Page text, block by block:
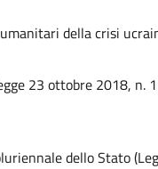
della crisi
23 ottobre 2018,
dello Stato